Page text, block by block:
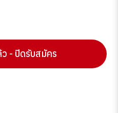
- ปิดรับสมัคร